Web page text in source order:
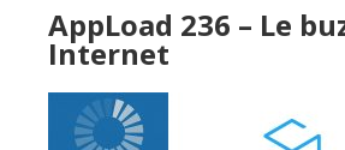
AppLoad 236 – Le
Internet